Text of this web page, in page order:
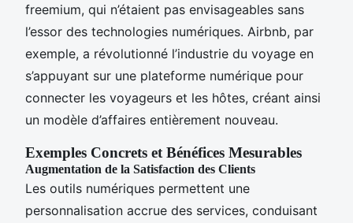
freemium, qui n’étaient pas envisageables sans
l’essor des technologies numériques. Airbnb, par
exemple, a révolutionné l’industrie du voyage en
s’appuyant sur une plateforme numérique pour
connecter les voyageurs et les hôtes, créant ainsi
un modèle d’affaires entièrement nouveau.
Exemples Concrets et Bénéfices Mesurables
Augmentation de la Satisfaction des Clients
Les outils numériques permettent une
personnalisation accrue des services, conduisant